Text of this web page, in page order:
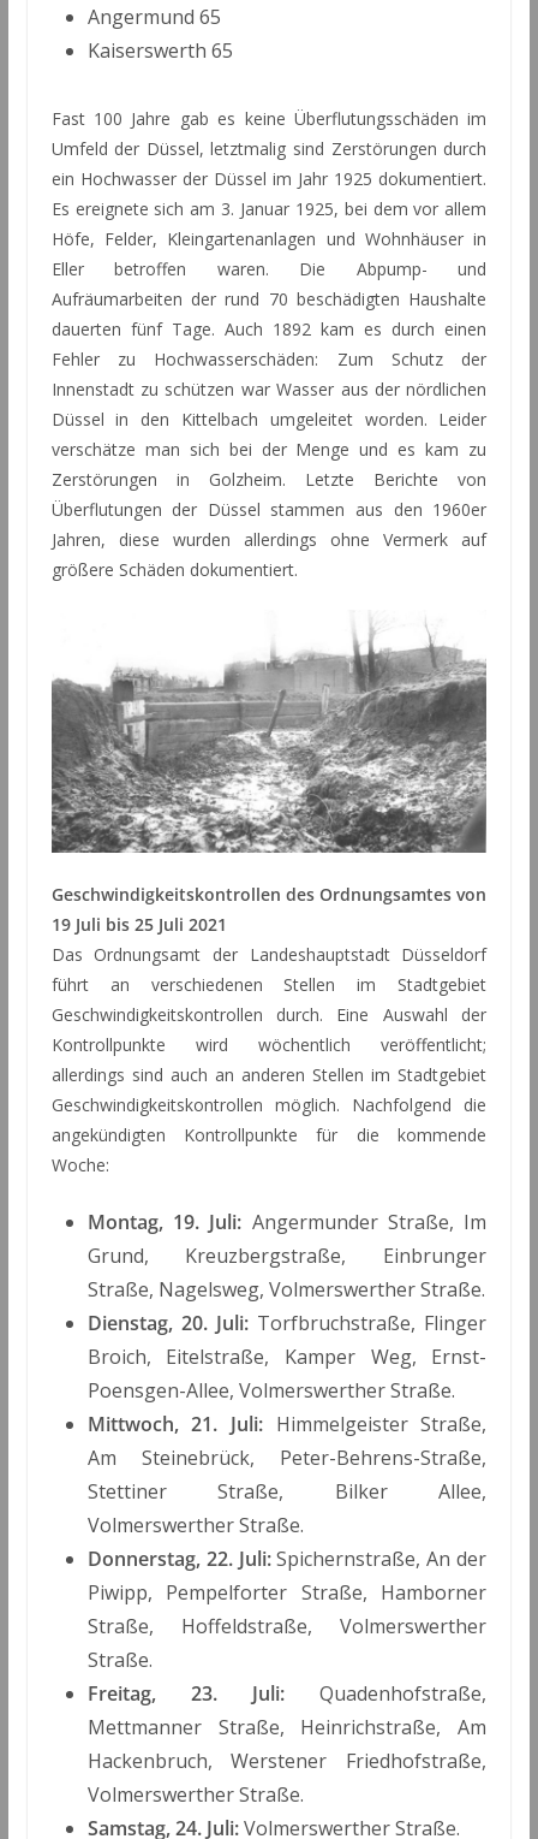
Angermund 65
Kaiserswerth 65
Fast 100 Jahre gab es keine Überflutungsschäden im
Umfeld der Düssel, letztmalig sind Zerstörungen durch
ein Hochwasser der Düssel im Jahr 1925 dokumentiert.
Es ereignete sich am 3. Januar 1925, bei dem vor allem
Höfe, Felder, Kleingartenanlagen und Wohnhäuser in
Eller betroffen waren. Die Abpump- und
Aufräumarbeiten der rund 70 beschädigten Haushalte
dauerten fünf Tage. Auch 1892 kam es durch einen
Fehler zu Hochwasserschäden: Zum Schutz der
Innenstadt zu schützen war Wasser aus der nördlichen
Düssel in den Kittelbach umgeleitet worden. Leider
verschätze man sich bei der Menge und es kam zu
Zerstörungen in Golzheim. Letzte Berichte von
Überflutungen der Düssel stammen aus den 1960er
Jahren, diese wurden allerdings ohne Vermerk auf
größere Schäden dokumentiert.
Geschwindigkeitskontrollen des Ordnungsamtes von
19 Juli bis 25 Juli 2021
Das Ordnungsamt der Landeshauptstadt Düsseldorf
führt an verschiedenen Stellen im Stadtgebiet
Geschwindigkeitskontrollen durch. Eine Auswahl der
Kontrollpunkte wird wöchentlich veröffentlicht;
allerdings sind auch an anderen Stellen im Stadtgebiet
Geschwindigkeitskontrollen möglich. Nachfolgend die
angekündigten Kontrollpunkte für die kommende
Woche:
Montag, 19. Juli: Angermunder Straße, Im
Grund, Kreuzbergstraße, Einbrunger
Straße, Nagelsweg, Volmerswerther Straße.
Dienstag, 20. Juli: Torfbruchstraße, Flinger
Broich, Eitelstraße, Kamper Weg, Ernst-
Poensgen-Allee, Volmerswerther Straße.
Mittwoch, 21. Juli: Himmelgeister Straße,
Am Steinebrück, Peter-Behrens-Straße,
Stettiner Straße, Bilker Allee,
Volmerswerther Straße.
Donnerstag, 22. Juli:Spichernstraße, An der
Piwipp, Pempelforter Straße, Hamborner
Straße, Hoffeldstraße, Volmerswerther
Straße.
Freitag, 23. Juli: Quadenhofstraße,
Mettmanner Straße, Heinrichstraße, Am
Hackenbruch, Werstener Friedhofstraße,
Volmerswerther Straße.
Samstag, 24. Juli:Volmerswerther Straße.